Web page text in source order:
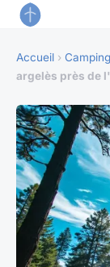
Accueil › Camping
argelès près de